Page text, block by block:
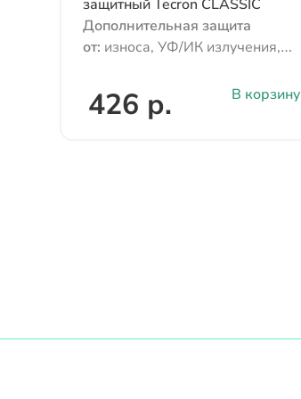
защитный Tecron CLASSIC
Дополнительная защита
от: износа, УФ/ИК излучения,
рисков, электричества
426 р. В корзину